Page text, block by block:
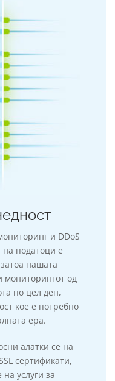
и DDoS
податоци е
нашата
мониторингот од
по цел ден,
кое е потребно
ера.
алатки се на
сертификати,
услуги за